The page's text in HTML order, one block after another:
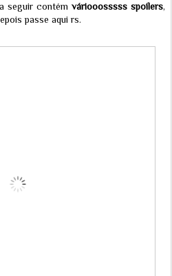
seguir contém váriooosssss spoilers,
passe aqui rs.